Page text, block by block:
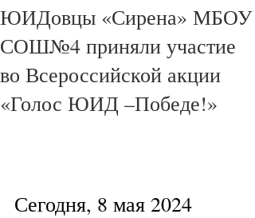
ЮИДовцы «Сирена» МБОУ
СОШ№4 приняли участие
во Всероссийской акции
«Голос ЮИД –Победе!»
Сегодня, 8 мая 2024